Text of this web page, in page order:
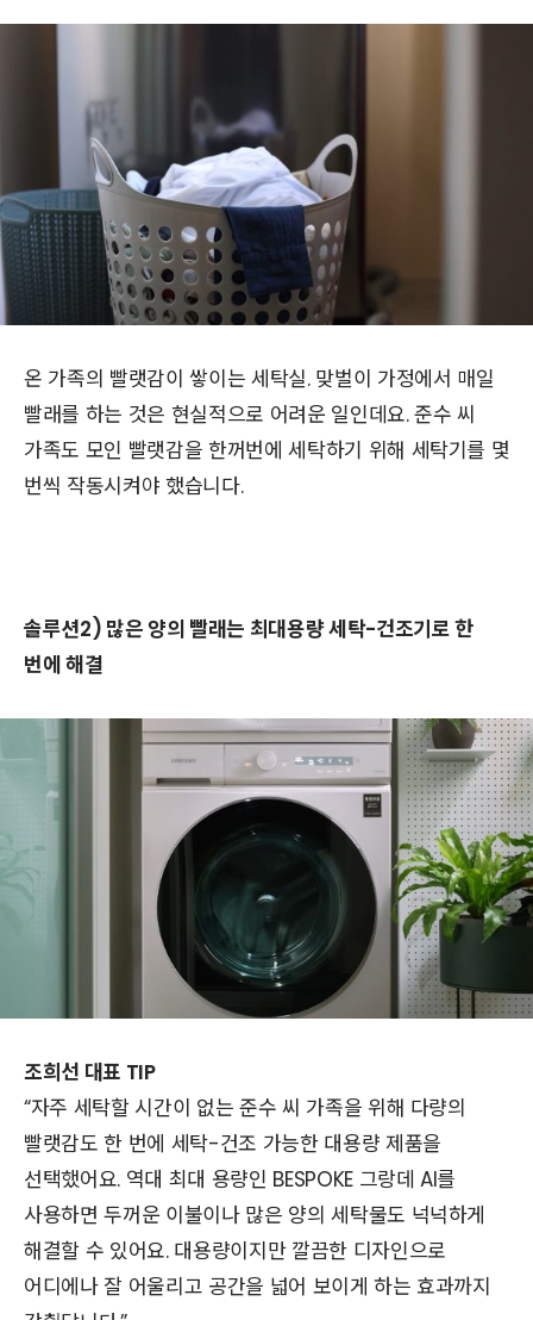
온 가족의 빨랫감이 쌓이는 세탁실. 맞벌이 가정에서 매일
빨래를 하는 것은 현실적으로 어려운 일인데요. 준수 씨
가족도 모인 빨랫감을 한꺼번에 세탁하기 위해 세탁기를 몇
번씩 작동시켜야 했습니다.
솔루션2) 많은 양의 빨래는 최대용량 세탁-건조기로 한
번에 해결
조희선 대표 TIP
“자주 세탁할 시간이 없는 준수 씨 가족을 위해 다량의
빨랫감도 한 번에 세탁-건조 가능한 대용량 제품을
선택했어요. 역대 최대 용량인 BESPOKE 그랑데 AI를
사용하면 두꺼운 이불이나 많은 양의 세탁물도 넉넉하게
해결할 수 있어요. 대용량이지만 깔끔한 디자인으로
어디에나 잘 어울리고 공간을 넓어 보이게 하는 효과까지